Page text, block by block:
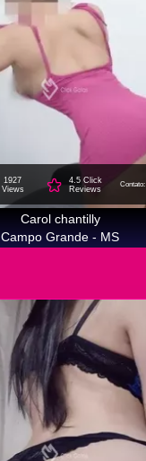
1927
Views
4.5 Click
Reviews
Contato:
Carol chantilly
Campo Grande - MS